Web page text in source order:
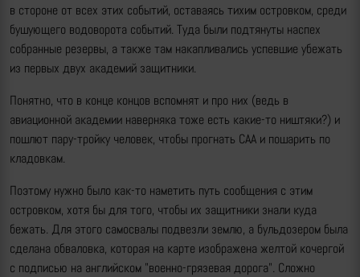
в стороне от всех этих событий, оставаясь тихим островком, среди
бушующего водоворота событий. Туда были подтянуты наспех
собранные резервы, а также там накапливались успевшие убежать
из первых двух академий защитники.
Понятно, что в конце концов вспомнят и про них (ведь в
авиационной академии наверняка тоже есть какие-то ништяки?) и
пошлют пару-тройку человек, чтобы прогнать САА и пошарить по
кладовкам.
Поэтому нужно было как-то наметить путь сообщения с этим
островком, хотя бы для того, чтобы их защитники знали куда
бежать. Для этого самосвалы подвезли землю, а бульдозером была
сделана обваловка, которая на карте изображена желтой кочергой
с подписью на английском "военно-грязевая дорога". Сложно